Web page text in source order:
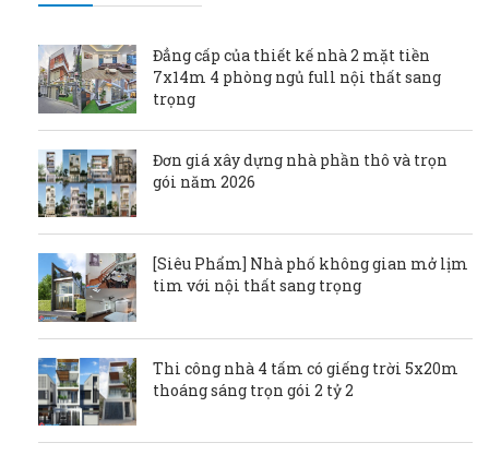
Đẳng cấp của thiết kế nhà 2 mặt tiền
7x14m 4 phòng ngủ full nội thất sang
trọng
Đơn giá xây dựng nhà phần thô và trọn
gói năm 2026
[Siêu Phẩm] Nhà phố không gian mở lịm
tim với nội thất sang trọng
Thi công nhà 4 tấm có giếng trời 5x20m
thoáng sáng trọn gói 2 tỷ 2